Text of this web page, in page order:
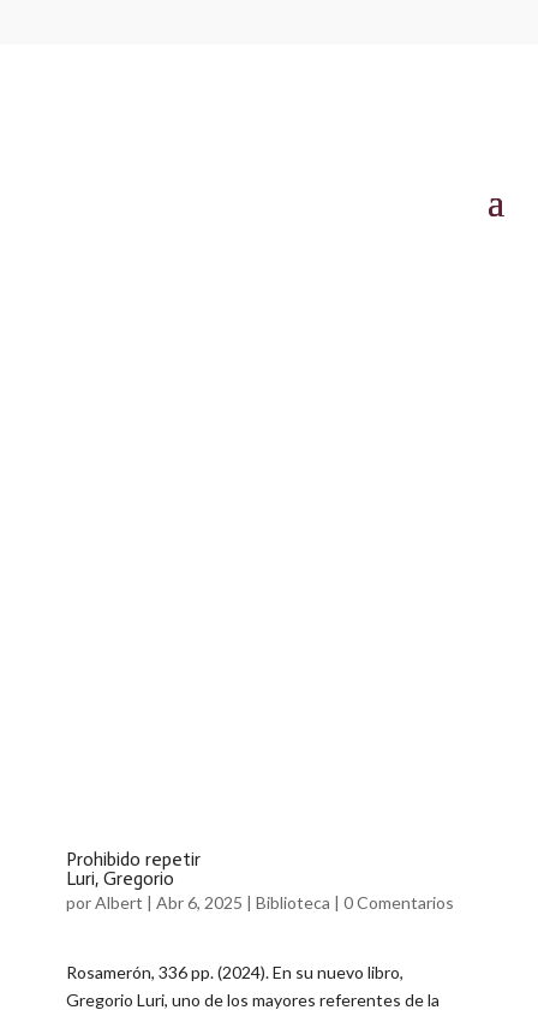
Prohibido repetir
Luri, Gregorio
porAlbert | Abr 6, 2025 | Biblioteca | 0 Comentarios
Rosamerón, 336 pp. (2024). En su nuevo libro,
Gregorio Luri, uno de los mayores referentes de la